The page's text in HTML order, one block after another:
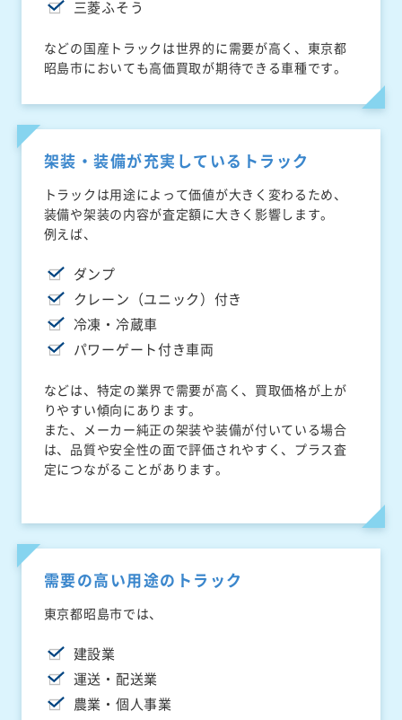
三菱ふそう
などの国産トラックは世界的に需要が高く、東京都
昭島市においても高価買取が期待できる車種です。
架装・装備が充実しているトラック
トラックは用途によって価値が大きく変わるため、
装備や架装の内容が査定額に大きく影響します。
例えば、
ダンプ
クレーン（ユニック）付き
冷凍・冷蔵車
パワーゲート付き車両
などは、特定の業界で需要が高く、買取価格が上が
りやすい傾向にあります。
また、メーカー純正の架装や装備が付いている場合
は、品質や安全性の面で評価されやすく、プラス査
定につながることがあります。
需要の高い用途のトラック
東京都昭島市では、
建設業
運送・配送業
農業・個人事業